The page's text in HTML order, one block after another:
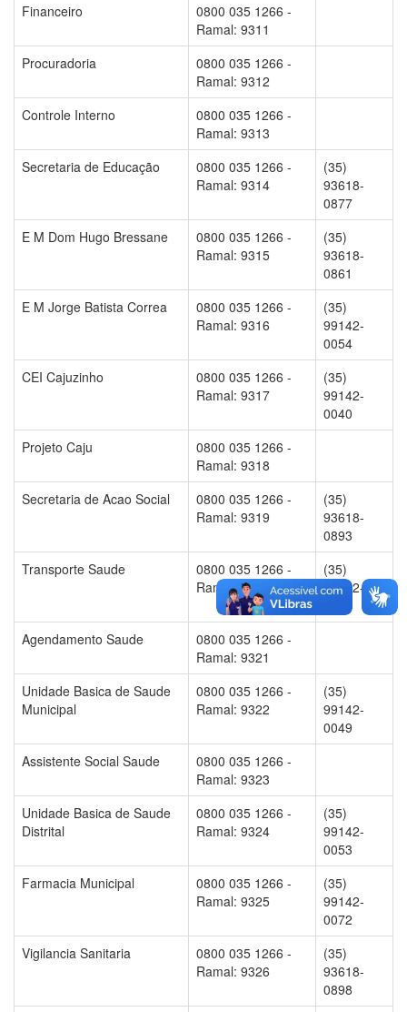
Financeiro
0800 035 1266 -
Ramal: 9311
Procuradoria
0800 035 1266 -
Ramal: 9312
Controle Interno
0800 035 1266 -
Ramal: 9313
Secretaria de Educação
0800 035 1266 -
Ramal: 9314
(35)
93618-
0877
E M Dom Hugo Bressane
0800 035 1266 -
Ramal: 9315
(35)
93618-
0861
E M Jorge Batista Correa
0800 035 1266 -
Ramal: 9316
(35)
99142-
0054
CEI Cajuzinho
0800 035 1266 -
Ramal: 9317
(35)
99142-
0040
Projeto Caju
0800 035 1266 -
Ramal: 9318
Secretaria de Acao Social
0800 035 1266 -
Ramal: 9319
(35)
93618-
0893
Transporte Saude
0800 035 1266 -
Ramal: 9320
(35)
99142-
0074
Agendamento Saude
0800 035 1266 -
Ramal: 9321
Unidade Basica de Saude
Municipal
0800 035 1266 -
Ramal: 9322
(35)
99142-
0049
Assistente Social Saude
0800 035 1266 -
Ramal: 9323
Unidade Basica de Saude
Distrital
0800 035 1266 -
Ramal: 9324
(35)
99142-
0053
Farmacia Municipal
0800 035 1266 -
Ramal: 9325
(35)
99142-
0072
Vigilancia Sanitaria
0800 035 1266 -
Ramal: 9326
(35)
93618-
0898